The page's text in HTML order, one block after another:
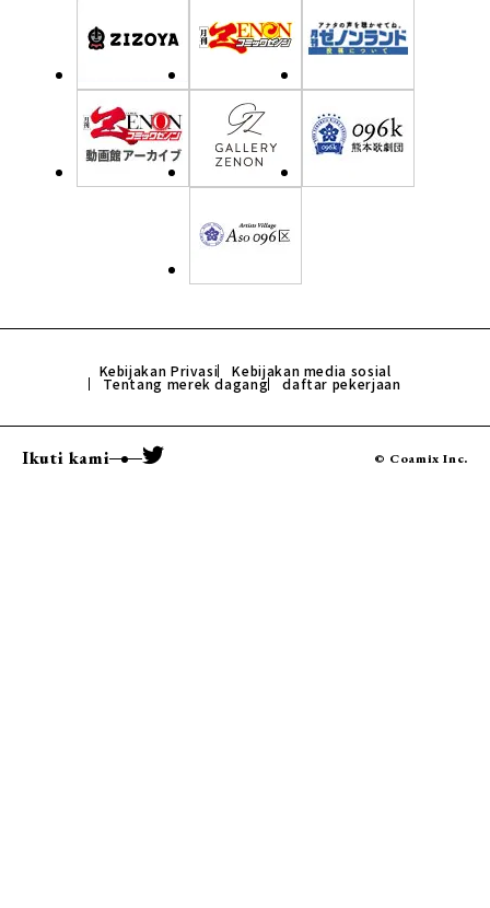
Kebijakan Privasi Kebijakan media sosial
Tentang merek dagang daftar pekerjaan
Ikuti kami © Coamix Inc.